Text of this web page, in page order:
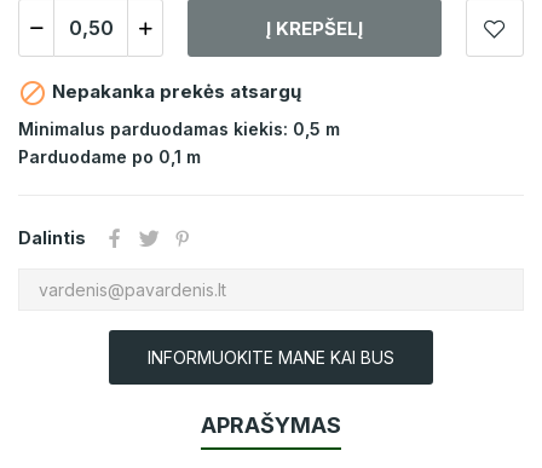
Į KREPŠELĮ
 Nepakanka prekės atsargų
Minimalus parduodamas kiekis: 0,5 m
Parduodame po 0,1 m
Dalintis
INFORMUOKITE MANE KAI BUS
APRAŠYMAS